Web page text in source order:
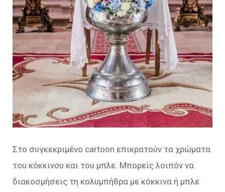
Στο συγκεκριμένο cartoon επικρατούν τα χρώματα
του κόκκινου και του μπλε. Μπορείς λοιπόν να
διακοσμήσεις τη κολυμπήθρα με κόκκινα ή μπλε